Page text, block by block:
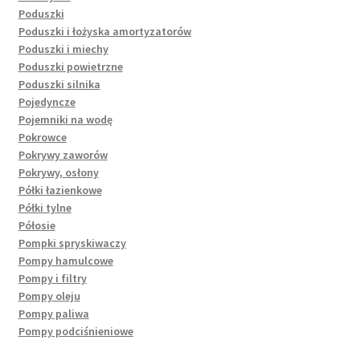
Poduszki
Poduszki i łożyska amortyzatorów
Poduszki i miechy
Poduszki powietrzne
Poduszki silnika
Pojedyncze
Pojemniki na wodę
Pokrowce
Pokrywy zaworów
Pokrywy, osłony
Półki łazienkowe
Półki tylne
Półosie
Pompki spryskiwaczy
Pompy hamulcowe
Pompy i filtry
Pompy oleju
Pompy paliwa
Pompy podciśnieniowe